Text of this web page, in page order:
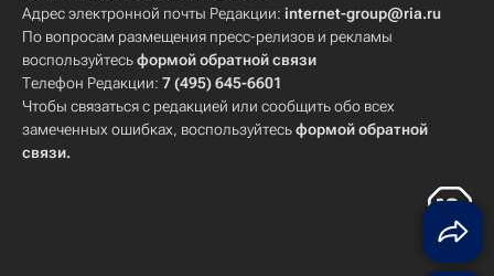
Адрес электронной почты Редакции: internet-group@ria.ru
По вопросам размещения пресс-релизов и рекламы
воспользуйтесьформой обратной связи
Телефон Редакции: 7 (495) 645-6601
Чтобы связаться с редакцией или сообщить обо всех
замеченных ошибках, воспользуйтесьформой обратной
связи.